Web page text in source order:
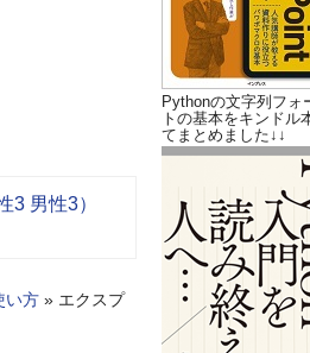
3 男性3）
い方 » エクスプ
Pythonの文字列フォ
トの基本をキンドル
てまとめました↓↓